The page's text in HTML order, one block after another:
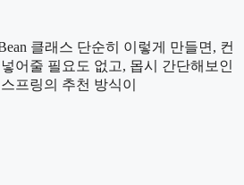
클래스 단순히 이렇게 만들면, 컨
어줄 필요도 없고, 몹시 간단해보인
프링의 추천 방식이